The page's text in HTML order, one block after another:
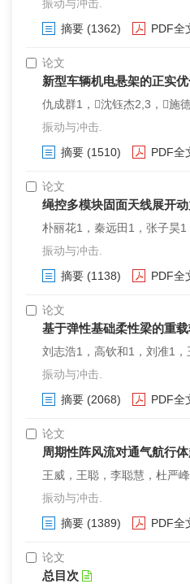
振动与冲击.
摘要 (1362) PDF全
论文
新型车辆机电悬架的正实
仇成群1，沈钰杰2,3，施
振动与冲击.
摘要 (1510) PDF全
论文
绳控多模块固面天线展开
朴丽花1，秦远田1，张子昊
振动与冲击.
摘要 (1138) PDF全
论文
基于弹性基础柔性梁的重
刘志浩1，高钦和1，刘准1，
振动与冲击.
摘要 (2068) PDF全
论文
周期性阵风流对通气航行
王威，王聪，李聪慧，杜严峰
振动与冲击.
摘要 (1389) PDF全
论文
总目次